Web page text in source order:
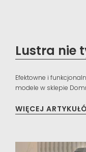
Lustra nie
Efektowne i
modele w sklepie
WIĘCEJ